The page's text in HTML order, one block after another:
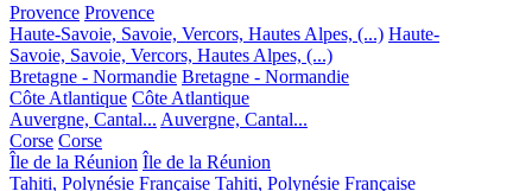
Provence Provence
Haute-Savoie, Savoie, Vercors, Hautes Alpes, (...) Haute-
Savoie, Savoie, Vercors, Hautes Alpes, (...)
Bretagne - Normandie Bretagne - Normandie
Côte Atlantique Côte Atlantique
Auvergne, Cantal... Auvergne, Cantal...
Corse Corse
Île de la Réunion Île de la Réunion
Tahiti, Polynésie Française Tahiti, Polynésie Française